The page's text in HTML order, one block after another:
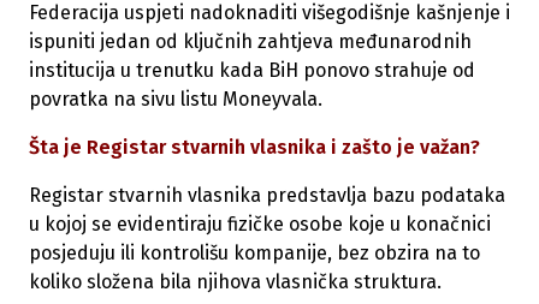
Federacija uspjeti nadoknaditi višegodišnje kašnjenje i
ispuniti jedan od ključnih zahtjeva međunarodnih
institucija u trenutku kada BiH ponovo strahuje od
povratka na sivu listu Moneyvala.
Šta je Registar stvarnih vlasnika i zašto je važan?
Registar stvarnih vlasnika predstavlja bazu podataka
u kojoj se evidentiraju fizičke osobe koje u konačnici
posjeduju ili kontrolišu kompanije, bez obzira na to
koliko složena bila njihova vlasnička struktura.